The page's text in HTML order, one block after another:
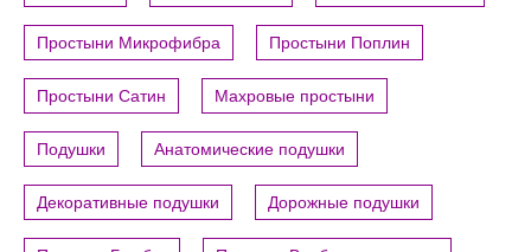
Простыни Микрофибра Простыни Поплин
Простыни Сатин Махровые простыни
Подушки Анатомические подушки
Декоративные подушки Дорожные подушки